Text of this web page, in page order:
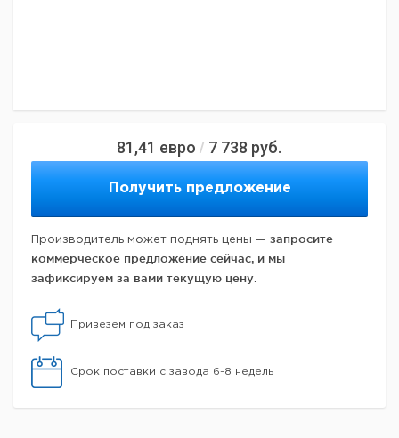
81,41 евро / 7 738 руб.
Получить предложение
Производитель может поднять цены — запросите
коммерческое предложение сейчас, и мы
зафиксируем за вами текущую цену.
Привезем под заказ
Срок поставки с завода 6-8 недель